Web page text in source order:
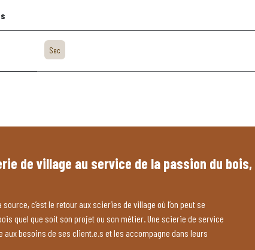
Sec
de village au service de la passion du bois,
source, c’est le retour aux scieries de village où l’on peut se
quel que soit son projet ou son métier. Une scierie de service
aux besoins de ses client.e.s et les accompagne dans leurs